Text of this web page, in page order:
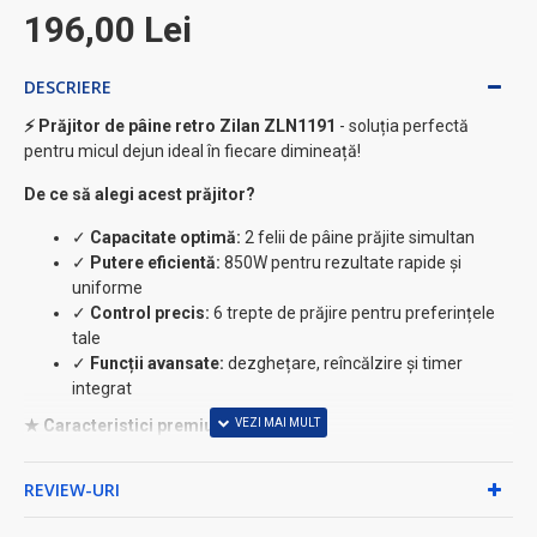
196,00 Lei
DESCRIERE
⚡ Prăjitor de pâine retro Zilan ZLN1191 - soluția perfectă
pentru micul dejun ideal în fiecare dimineață!
De ce să alegi acest prăjitor?
✓ Capacitate optimă: 2 felii de pâine prăjite simultan
✓ Putere eficientă: 850W pentru rezultate rapide și
uniforme
✓ Control precis: 6 trepte de prăjire pentru preferințele
tale
✓ Funcții avansate: dezghețare, reîncălzire și timer
integrat
★ Caracteristici premium:
• Tavă detașabilă pentru firimituri - curățare facilă
REVIEW-URI